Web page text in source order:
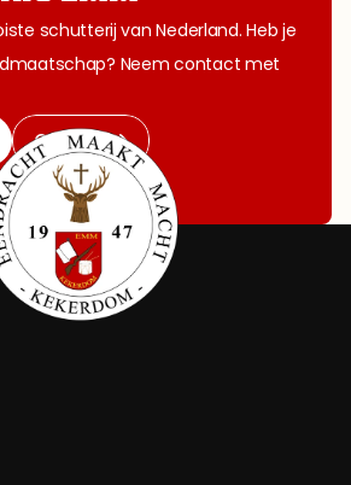
schutterij van Nederland. Heb je
Neem contact met
Contact